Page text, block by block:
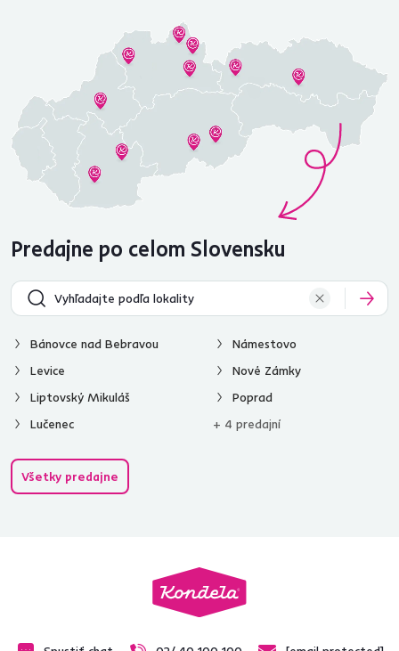
Predajne po celom Slovensku
Bánovce nad Bebravou
Levice
Liptovský Mikuláš
Lučenec
Námestovo
Nové Zámky
Poprad
+ 4 predajní
Všetky predajne